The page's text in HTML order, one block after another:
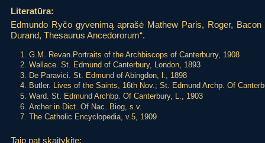
Literatūra:
Edmundo Ryčo gyvenimą aprašė Mathew Paris, Roger,
Durand, Thesaurus Ancedororum“.
G.M. Revan.Portraits of the Archbiscops of Canterburry, 1908
Wallace. St. Edmund of Canterbury, London, 1893
De Paravici. St. Edmund of Abingdon, l., 1898
Butler. Lives of the Saints, 16th Nov.; St. Edmund Archp. Of
Ward. St. Edmund Archbp. Of Canterbury, L., 1903
Archer in Dict. Of Nac. Biog, s.v.
The Catholic Encyclopedia, v.5, 1909
Taip pat skaitykite: